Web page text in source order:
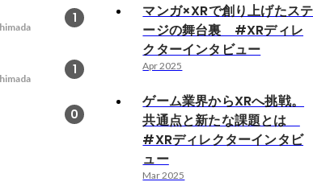
1
1
0
マンガ×XRで創り上げたステ
ージの舞台裏 #XRディレ
クターインタビュー
Apr 2025
ゲーム業界からXRへ挑戦。
共通点と新たな課題とは
#XRディレクターインタビ
ュー
Mar 2025